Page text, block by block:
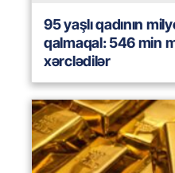
95 yaşlı qadının
qalmaqal: 546 min
xərclədilər